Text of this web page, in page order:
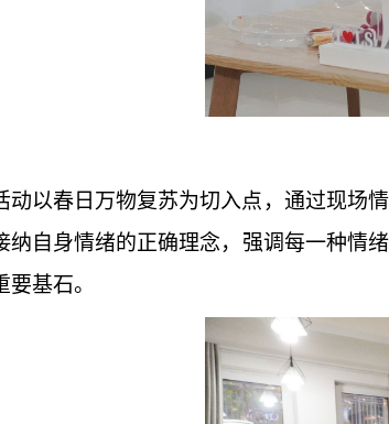
动以春日万物复苏为切入点，通过现场
纳自身情绪的正确理念，强调每一种情
要基石。